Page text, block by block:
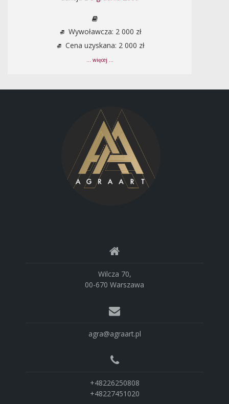
Wywoławcza: 2 000 zł
Cena uzyskana: 2 000 zł
... więcej ...
Wilcza 70,
00-670 Warszawa
agra@agraart.pl
+48226250808
+48227451020